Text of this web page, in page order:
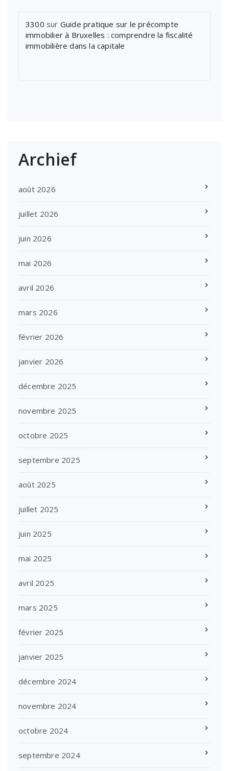
3300 sur Guide pratique sur le précompte
immobilier à Bruxelles : comprendre la fiscalité
immobilière dans la capitale
Archief
août 2026
juillet 2026
juin 2026
mai 2026
avril 2026
mars 2026
février 2026
janvier 2026
décembre 2025
novembre 2025
octobre 2025
septembre 2025
août 2025
juillet 2025
juin 2025
mai 2025
avril 2025
mars 2025
février 2025
janvier 2025
décembre 2024
novembre 2024
octobre 2024
septembre 2024